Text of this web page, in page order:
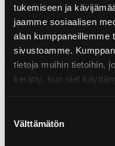
tukemiseen ja
jaamme sosiaalisen
alan kumppaneillemme
sivustoamme.
tietoja muihin tietoihin,
kerätty, kun olet
valinta
Välttämätön
Hanhenkaari 3,
S-market Lieto
Vanha Tampereentie